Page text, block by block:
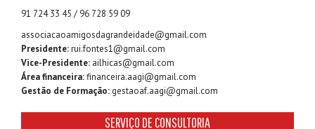
91 724 33 45 / 96 728 59 09
associacaoamigosdagrandeidade@gmail.com
Presidente:rui.fontes1@gmail.com
Vice-Presidente: ailhicas@gmail.com
Área financeira:financeira.aagi@gmail.com
Gestão de Formação: gestaoaf.aagi@gmail.com
SERVIÇO DE CONSULTORIA